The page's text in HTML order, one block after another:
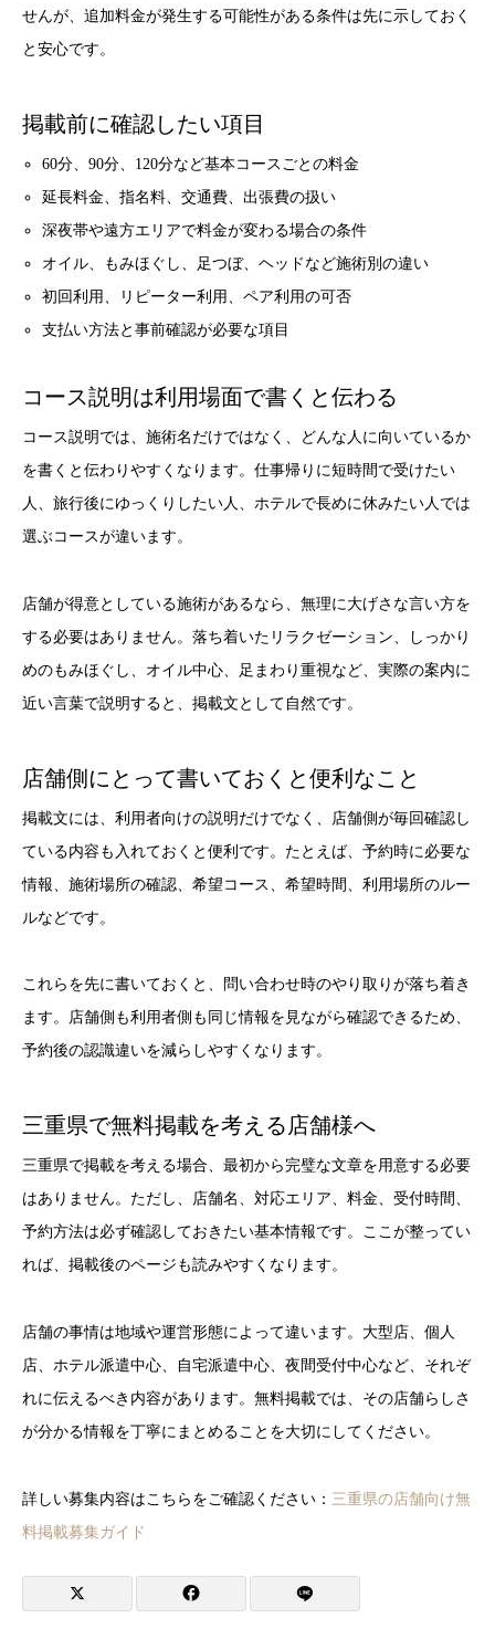
せんが、追加料金が発生する可能性がある条件は先に示しておく
と安心です。
掲載前に確認したい項目
60分、90分、120分など基本コースごとの料金
延長料金、指名料、交通費、出張費の扱い
深夜帯や遠方エリアで料金が変わる場合の条件
オイル、もみほぐし、足つぼ、ヘッドなど施術別の違い
初回利用、リピーター利用、ペア利用の可否
支払い方法と事前確認が必要な項目
コース説明は利用場面で書くと伝わる
コース説明では、施術名だけではなく、どんな人に向いているか
を書くと伝わりやすくなります。仕事帰りに短時間で受けたい
人、旅行後にゆっくりしたい人、ホテルで長めに休みたい人では
選ぶコースが違います。
店舗が得意としている施術があるなら、無理に大げさな言い方を
する必要はありません。落ち着いたリラクゼーション、しっかり
めのもみほぐし、オイル中心、足まわり重視など、実際の案内に
近い言葉で説明すると、掲載文として自然です。
店舗側にとって書いておくと便利なこと
掲載文には、利用者向けの説明だけでなく、店舗側が毎回確認し
ている内容も入れておくと便利です。たとえば、予約時に必要な
情報、施術場所の確認、希望コース、希望時間、利用場所のルー
ルなどです。
これらを先に書いておくと、問い合わせ時のやり取りが落ち着き
ます。店舗側も利用者側も同じ情報を見ながら確認できるため、
予約後の認識違いを減らしやすくなります。
三重県で無料掲載を考える店舗様へ
三重県で掲載を考える場合、最初から完璧な文章を用意する必要
はありません。ただし、店舗名、対応エリア、料金、受付時間、
予約方法は必ず確認しておきたい基本情報です。ここが整ってい
れば、掲載後のページも読みやすくなります。
店舗の事情は地域や運営形態によって違います。大型店、個人
店、ホテル派遣中心、自宅派遣中心、夜間受付中心など、それぞ
れに伝えるべき内容があります。無料掲載では、その店舗らしさ
が分かる情報を丁寧にまとめることを大切にしてください。
詳しい募集内容はこちらをご確認ください： 三重県の店舗向け無
料掲載募集ガイド